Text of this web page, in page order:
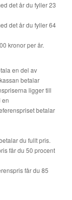
det år du fyller 23
det år du fyller 64
kronor per år.
en del av
betalar
ligger till
en
betalar
du fullt pris.
får du 50 procent
får du 85